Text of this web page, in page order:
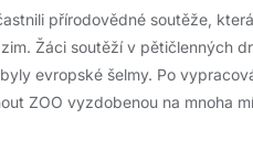
přírodovědné soutěže,
Žáci soutěží v pětičlenných
evropské šelmy. Po
ZOO vyzdobenou na